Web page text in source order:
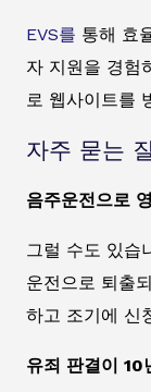
EVS를 통해 효
자 지원을 경험
로 웹사이트를
자주 묻는
음주운전으로
그럴 수도 있습
운전으로 퇴출
하고 조기에 신
유죄 판결이 10